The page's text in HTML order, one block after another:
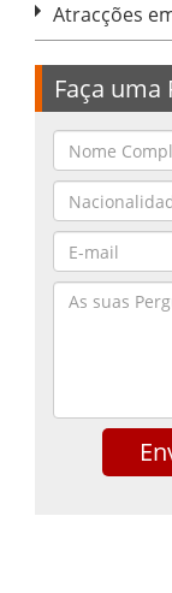
Atracções
Faça uma